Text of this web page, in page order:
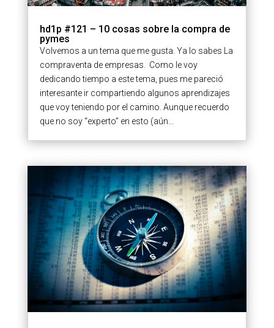
hd1p #121 – 10 cosas sobre la compra de
pymes
Volvemos a un tema que me gusta. Ya lo sabes La
compraventa de empresas. Como le voy
dedicando tiempo a este tema, pues me pareció
interesante ir compartiendo algunos aprendizajes
que voy teniendo por el camino. Aunque recuerdo
que no soy “experto” en esto (aún...